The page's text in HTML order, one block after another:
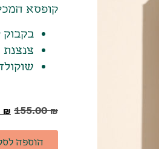
קופסא
בקבוק
צנצנת
155.00₪
₪
הוספה